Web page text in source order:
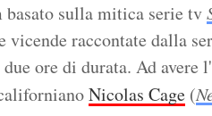
sulla mitica serie tv
vicende raccontate dalla
ore di durata. Ad avere
Nicolas Cage (